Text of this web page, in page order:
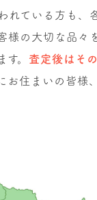
れている方も、
様の大切な品々
す。 査定後はそ
お住まいの皆様